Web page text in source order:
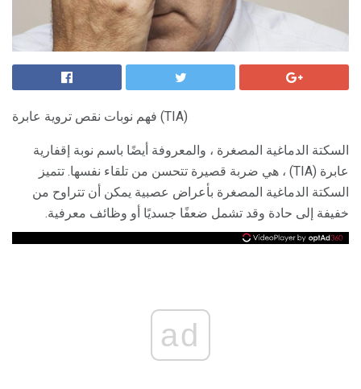
فهم نوبات نقص تروية عابرة (TIA)
السكتة الدماغية المصغرة ، والمعروفة أيضًا باسم نوبة إقفارية
عابرة (TIA) ، هي ضربة قصيرة تتحسن من تلقاء نفسها. تتميز
السكتة الدماغية المصغرة بأعراض عصبية يمكن أن تتراوح من
خفيفة إلى حادة وقد تشمل ضعفًا جسديًا أو وظائف معرفية.
ad